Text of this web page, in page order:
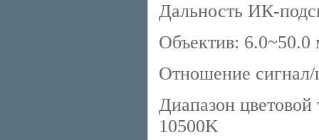
Дальность ИК-
Объектив:
Отношение
Диапазон
10500K